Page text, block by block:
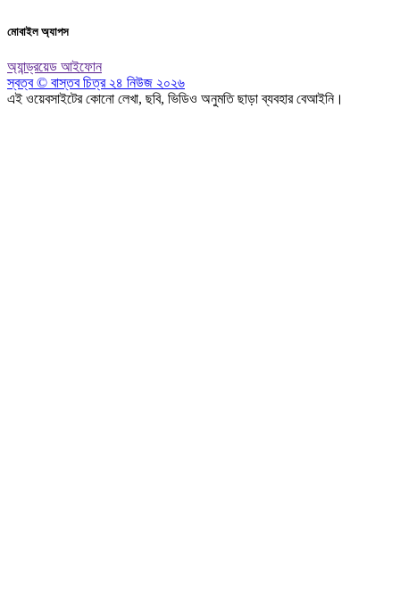
মোবাইল অ্যাপস
অ্যান্ড্রয়েড আইফোন
স্বত্ব © বাস্তব চিত্র ২৪ নিউজ ২০২৬
এই ওয়েবসাইটের কোনো লেখা, ছবি, ভিডিও অনুমতি ছাড়া ব্যবহার বেআইনি।